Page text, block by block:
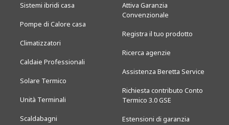
Sistemi ibridi casa
Pompe di Calore casa
Climatizzatori
Caldaie Professionali
Solare Termico
Unità Terminali
Scaldabagni
Attiva Garanzia
Convenzionale
Registra il tuo prodotto
Ricerca agenzie
Assistenza Beretta Service
Richiesta contributo Conto
Termico 3.0 GSE
Estensioni di garanzia